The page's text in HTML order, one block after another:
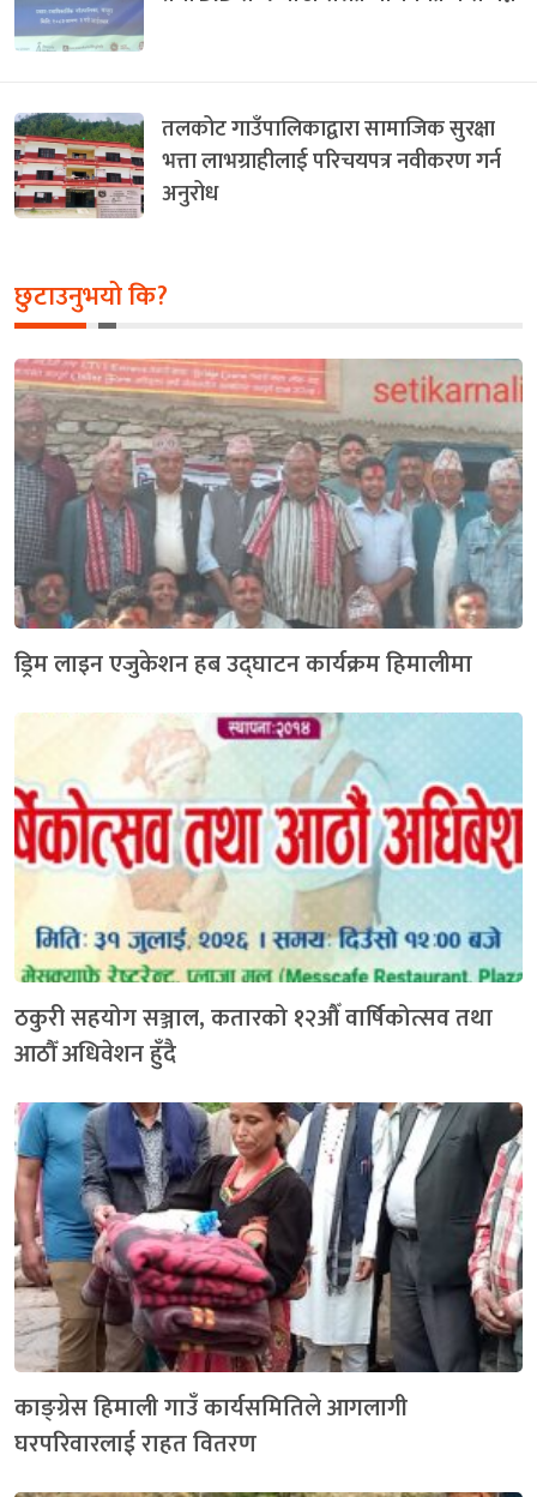
तलकोट गाउँपालिकाद्वारा सामाजिक सुरक्षा
भत्ता लाभग्राहीलाई परिचयपत्र नवीकरण गर्न
अनुरोध
छुटाउनुभयो कि?
ड्रिम लाइन एजुकेशन हब उद्घाटन कार्यक्रम हिमालीमा
ठकुरी सहयोग सञ्जाल, कतारको १२औँ वार्षिकोत्सव तथा
आठौँ अधिवेशन हुँदै
काङ्ग्रेस हिमाली गाउँ कार्यसमितिले आगलागी
घरपरिवारलाई राहत वितरण